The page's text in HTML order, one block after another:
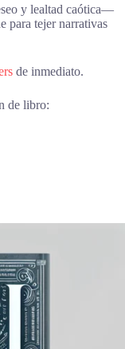
y lealtad caótica—
para tejer narrativas
de inmediato.
de libro: